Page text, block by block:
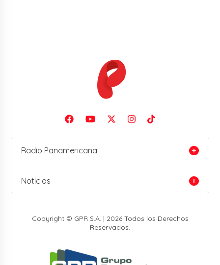
Radio Panamericana
Noticias
Copyright © GPR S.A. | 2026 Todos los Derechos
Reservados.